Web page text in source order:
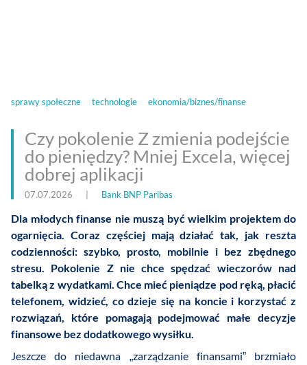
sprawy społeczne technologie ekonomia/biznes/finanse
Czy pokolenie Z zmienia podejście
do pieniędzy? Mniej Excela, więcej
dobrej aplikacji
07.07.2026 Bank BNP Paribas
Dla młodych finanse nie muszą być wielkim projektem do
ogarnięcia. Coraz częściej mają działać tak, jak reszta
codzienności: szybko, prosto, mobilnie i bez zbędnego
stresu. Pokolenie Z nie chce spędzać wieczorów nad
tabelką z wydatkami. Chce mieć pieniądze pod ręką, płacić
telefonem, widzieć, co dzieje się na koncie i korzystać z
rozwiązań, które pomagają podejmować małe decyzje
finansowe bez dodatkowego wysiłku.
Jeszcze do niedawna „zarządzanie finansami” brzmiało